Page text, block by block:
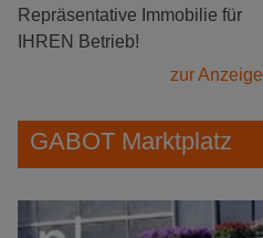
Repräsentative Immobilie für
IHREN Betrieb!
zur Anzeige
GABOT Marktplatz